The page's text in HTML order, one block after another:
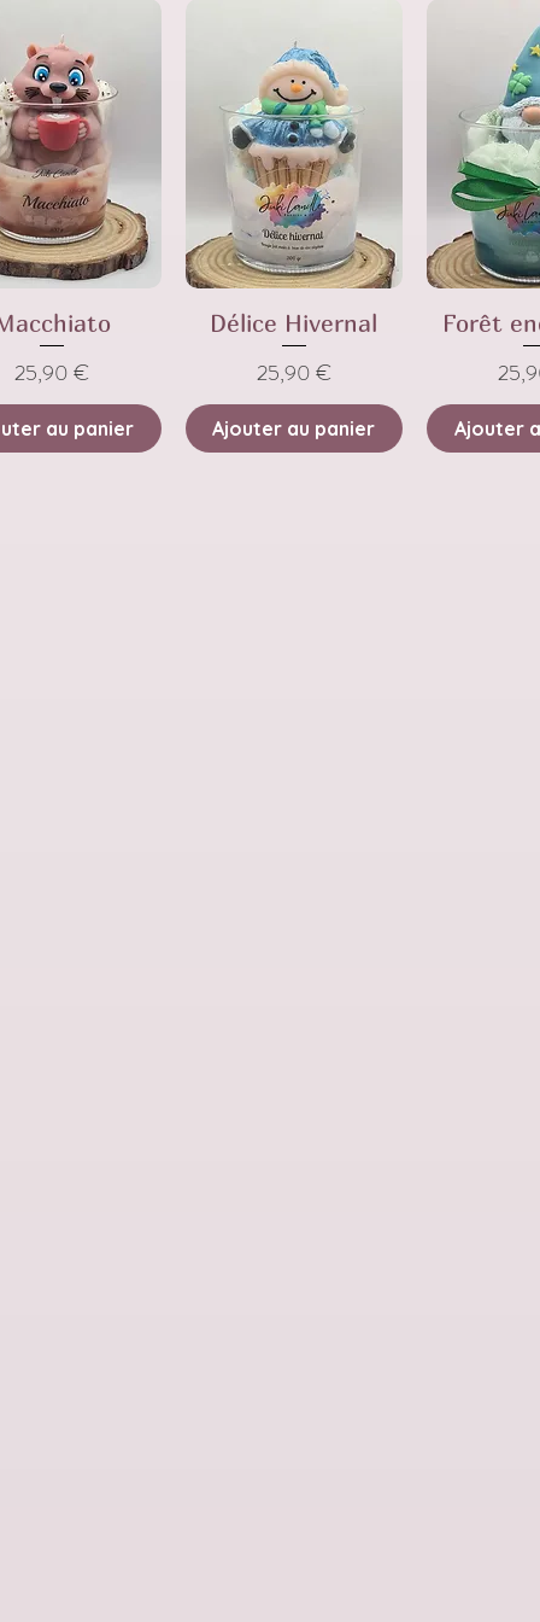
Prix
25,90 €
au panier
Délice Hivernal
Prix
25,90 €
Ajouter au panier
Forêt
Prix
Ajouter